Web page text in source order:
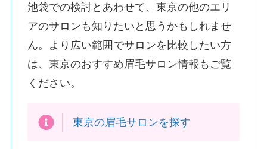
池袋での検討とあわせて、東京の他のエリ
アのサロンも知りたいと思うかもしれませ
ん。より広い範囲でサロンを比較したい方
は、東京のおすすめ眉毛サロン情報もご覧
ください。
東京の眉毛サロンを探す